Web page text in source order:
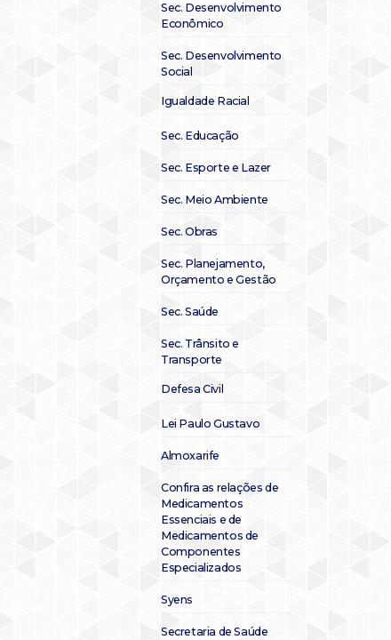
Sec. Desenvolvimento
Econômico
Sec. Desenvolvimento
Social
Igualdade Racial
Sec. Educação
Sec. Esporte e Lazer
Sec. Meio Ambiente
Sec. Obras
Sec. Planejamento,
Orçamento e Gestão
Sec. Saúde
Sec. Trânsito e
Transporte
Defesa Civil
Lei Paulo Gustavo
Almoxarife
Confira as relações de
Medicamentos
Essenciais e de
Medicamentos de
Componentes
Especializados
Syens
Secretaria de Saúde